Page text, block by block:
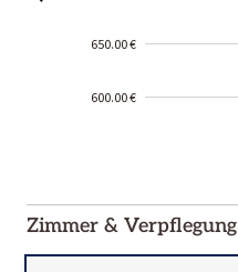
650.00 €
600.00 €
01-02
Zimmer & Verpflegung